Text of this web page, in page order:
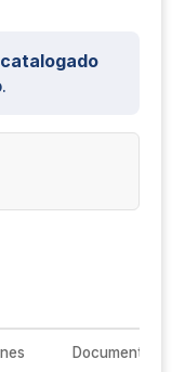
Documentación